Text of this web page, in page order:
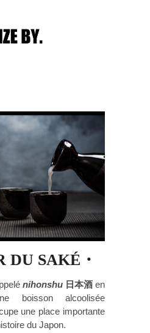
DU SAKÉ・
nihonshu 日本酒 en
boisson alcoolisée
une place importante
du Japon.